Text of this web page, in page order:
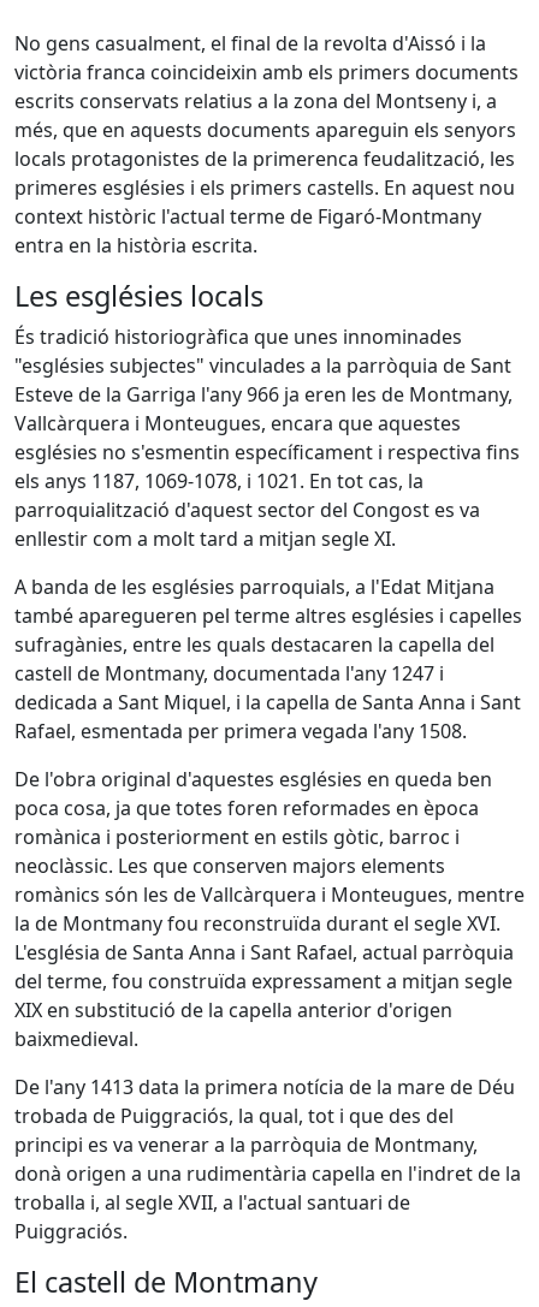
No gens casualment, el final de la revolta d'Aissó i la
victòria franca coincideixin amb els primers documents
escrits conservats relatius a la zona del Montseny i, a
més, que en aquests documents apareguin els senyors
locals protagonistes de la primerenca feudalització, les
primeres esglésies i els primers castells. En aquest nou
context històric l'actual terme de Figaró-Montmany
entra en la història escrita.
Les esglésies locals
És tradició historiogràfica que unes innominades
"esglésies subjectes" vinculades a la parròquia de Sant
Esteve de la Garriga l'any 966 ja eren les de Montmany,
Vallcàrquera i Monteugues, encara que aquestes
esglésies no s'esmentin específicament i respectiva fins
els anys 1187, 1069-1078, i 1021. En tot cas, la
parroquialització d'aquest sector del Congost es va
enllestir com a molt tard a mitjan segle XI.
A banda de les esglésies parroquials, a l'Edat Mitjana
també aparegueren pel terme altres esglésies i capelles
sufragànies, entre les quals destacaren la capella del
castell de Montmany, documentada l'any 1247 i
dedicada a Sant Miquel, i la capella de Santa Anna i Sant
Rafael, esmentada per primera vegada l'any 1508.
De l'obra original d'aquestes esglésies en queda ben
poca cosa, ja que totes foren reformades en època
romànica i posteriorment en estils gòtic, barroc i
neoclàssic. Les que conserven majors elements
romànics són les de Vallcàrquera i Monteugues, mentre
la de Montmany fou reconstruïda durant el segle XVI.
L'església de Santa Anna i Sant Rafael, actual parròquia
del terme, fou construïda expressament a mitjan segle
XIX en substitució de la capella anterior d'origen
baixmedieval.
De l'any 1413 data la primera notícia de la mare de Déu
trobada de Puiggraciós, la qual, tot i que des del
principi es va venerar a la parròquia de Montmany,
donà origen a una rudimentària capella en l'indret de la
troballa i, al segle XVII, a l'actual santuari de
Puiggraciós.
El castell de Montmany